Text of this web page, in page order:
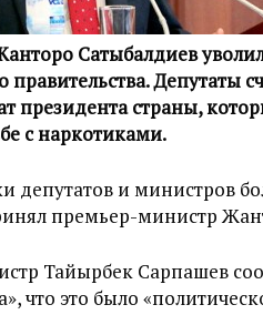
Сатыбалдиев
правительства. Депутаты
президента страны,
с наркотиками.
депутатов и министров
премьер-министр
Тайырбек Сарпашев
что это было